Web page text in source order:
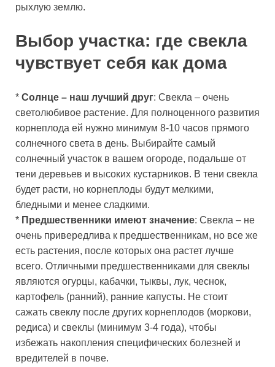
рыхлую землю.
Выбор участка: где свекла
чувствует себя как дома
* Солнце – наш лучший друг: Свекла – очень
светолюбивое растение. Для полноценного развития
корнеплода ей нужно минимум 8-10 часов прямого
солнечного света в день. Выбирайте самый
солнечный участок в вашем огороде, подальше от
тени деревьев и высоких кустарников. В тени свекла
будет расти, но корнеплоды будут мелкими,
бледными и менее сладкими.
* Предшественники имеют значение: Свекла – не
очень привередлива к предшественникам, но все же
есть растения, после которых она растет лучше
всего. Отличными предшественниками для свеклы
являются огурцы, кабачки, тыквы, лук, чеснок,
картофель (ранний), ранние капусты. Не стоит
сажать свеклу после других корнеплодов (моркови,
редиса) и свеклы (минимум 3-4 года), чтобы
избежать накопления специфических болезней и
вредителей в почве.